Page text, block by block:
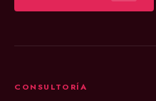
CONSULTORÍA